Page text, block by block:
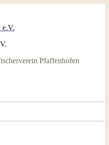
Pfaffenhofen